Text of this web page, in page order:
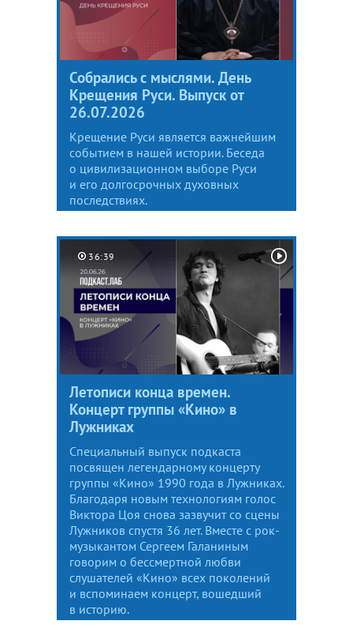
Собрались с мыслями. День
Крещения Руси. Выпуск от
26.07.2026
Крещение Руси является важнейшим
событием в нашей истории. Беседа
о цивилизационном выборе Руси
и его долгосрочных духовных
последствиях.
36:39
Летописи конца времен.
Концерт группы «Кино» в
Лужниках
Специальный выпуск подкаста
посвящен легендарному концерту
группы «Кино» 1990 года в Лужниках.
Благодаря новым технологиям голос
Виктора Цоя снова зазвучит со сцены
Лужников спустя 36 лет. Вместе с рок-
музыкантом Сергеем Галаниным
говорим о бессмертной любви
слушателей «Кино» всех поколений
и вспоминаем концерт, вошедший
в историю.